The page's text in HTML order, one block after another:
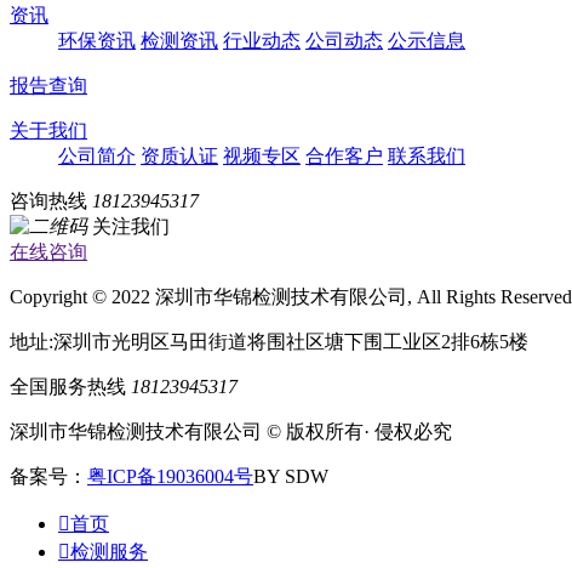
资讯
环保资讯 检测资讯 行业动态 公司动态 公示信息
报告查询
关于我们
公司简介 资质认证 视频专区 合作客户 联系我们
咨询热线 18123945317
关注我们
在线咨询
Copyright © 2022 深圳市华锦检测技术有限公司, All Rights Reserved
地址:深圳市光明区马田街道将围社区塘下围工业区2排6栋5楼
全国服务热线 18123945317
深圳市华锦检测技术有限公司 © 版权所有· 侵权必究
备案号： 粤ICP备19036004号BY SDW
首页
检测服务